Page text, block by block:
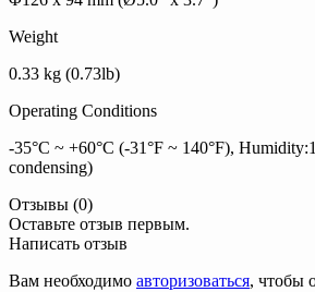
Weight
0.33 kg (0.73lb)
Operating Conditions
-35°C ~ +60°C (-31°F ~ 140°F),
condensing)
Отзывы (0)
Оставьте отзыв первым.
Написать отзыв
Вам необходимо авторизоваться, чтобы